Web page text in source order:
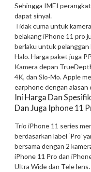
Sehingga IMEI
dapat sinyal.
Tidak cuma untuk
belakang iPhone 11 pro
berlaku untuk pelanggan
Halo. Harga paket juga
Kamera depan
4K, dan Slo-Mo. Apple
earphone dengan alasan
Ini Harga Dan
Dan Juga Iphone 11
Trio iPhone 11 series
berdasarkan label ‘Pro’
bersama dengan 2
iPhone 11 Pro dan
Ultra Wide dan Tele